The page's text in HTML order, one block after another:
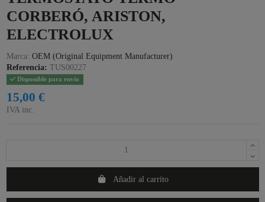
CORBERÓ, ARISTON,
ELECTROLUX
Marca: OEM (Original Equipment Manufacturer)
Referencia: TUS00227
Disponible para envío
15,00 €
IVA inc.
Añadir al carrito